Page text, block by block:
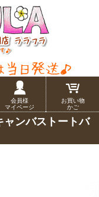
会員様
マイページ
お買い物
かご
ャンバストートバ